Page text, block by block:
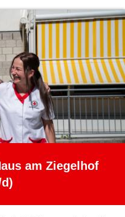
am Ziegelhof